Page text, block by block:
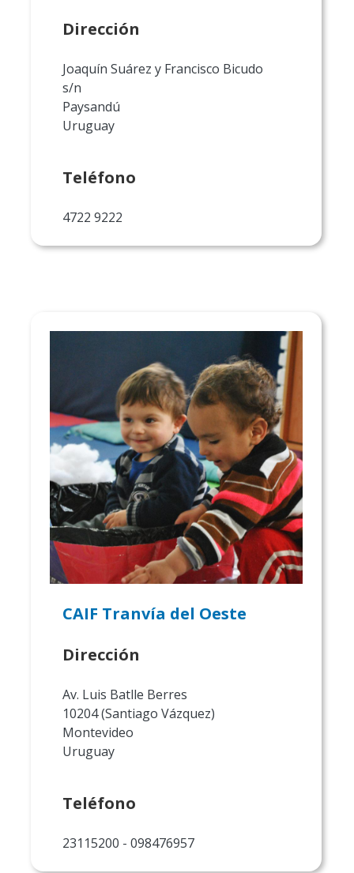
Dirección
Joaquín Suárez y Francisco Bicudo
s/n
Paysandú
Uruguay
Teléfono
4722 9222
CAIF Tranvía del Oeste
Dirección
Av. Luis Batlle Berres
10204 (Santiago Vázquez)
Montevideo
Uruguay
Teléfono
23115200 - 098476957